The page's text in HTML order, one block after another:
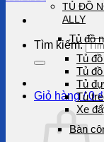
Tìm kiếm:
Giỏ hàng /0₫
TỦ ĐỒ
ALLY
Tủ đồ
Tủ
Tủ
Tủ
Tủ
Xe
Bàn